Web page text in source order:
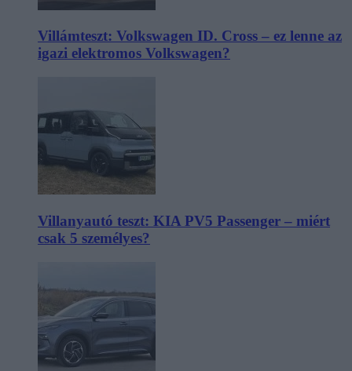
Villámteszt: Volkswagen ID. Cross – ez lenne az
igazi elektromos Volkswagen?
Villanyautó teszt: KIA PV5 Passenger – miért
csak 5 személyes?